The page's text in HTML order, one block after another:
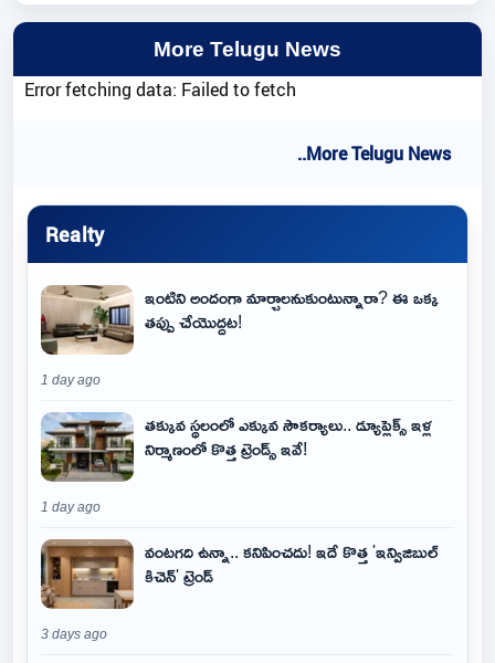
More Telugu News
Error fetching data: Failed to fetch
..More Telugu News
Realty
ఇంటిని అందంగా మార్చాలనుకుంటున్నారా? ఈ ఒక్క
తప్పు చేయొద్దట!
1 day ago
తక్కువ స్థలంలో ఎక్కువ సౌకర్యాలు.. డ్యూప్లెక్స్ ఇళ్ల
నిర్మాణంలో కొత్త ట్రెండ్స్ ఇవే!
1 day ago
వంటగది ఉన్నా.. కనిపించదు! ఇదే కొత్త 'ఇన్విజిబుల్
కిచెన్' ట్రెండ్
3 days ago